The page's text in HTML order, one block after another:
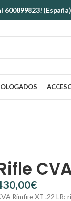
600899823! (España)
€
Rimfire XT .22 LR: